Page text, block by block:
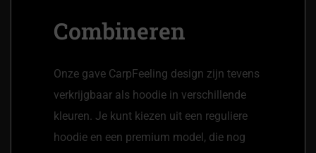
Combineren
Onze gave CarpFeeling design zijn tevens
verkrijgbaar als hoodie in verschillende
kleuren. Je kunt kiezen uit een reguliere
hoodie en een premium model, die nog